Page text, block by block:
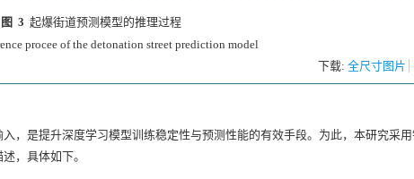
图 3 起爆街道预测模型的推理过程
procee of the detonation street prediction model
下载: 全尺寸图片
，是提升深度学习模型训练稳定性与预测性能的有效手段。为此，本研究采
，具体如下。